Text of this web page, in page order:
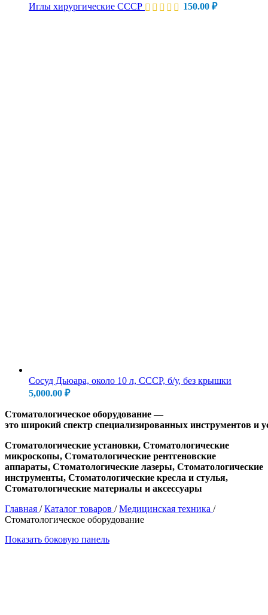
Иглы хирургические СССР 150.00 ₽
Сосуд Дьюара, около 10 л, СССР, б/у, без крышки
5,000.00 ₽
Стоматологическое оборудование—
это широкий спектр специализированных инструментов и
Стоматологические установки, Стоматологические
микроскопы, Стоматологические рентгеновские
аппараты, Стоматологические лазеры, Стоматологические
инструменты, Стоматологические кресла и стулья,
Стоматологические материалы и аксессуары
Главная / Каталог товаров / Медицинская техника /
Стоматологическое оборудование
Показать боковую панель